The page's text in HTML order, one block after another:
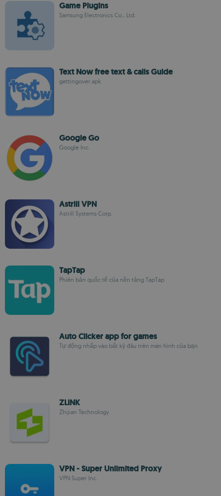
Game Plugins
Samsung Electronics Co., Ltd.
Text Now free text & calls Guide
gettingover.apk
Google Go
Google Inc.
Astrill VPN
Astrill Systems Corp.
TapTap
Phiên bản quốc tế của nền tảng TapTap
Auto Clicker app for games
Tự động nhấp vào bất kỳ đâu trên màn hình của bạn
ZLINK
Zhijian Technology
VPN - Super Unlimited Proxy
VPN Super Inc.